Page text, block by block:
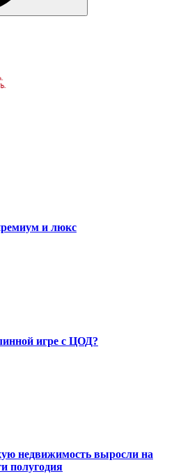
и люкс
игре с ЦОД?
недвижимость выросли на
полугодия